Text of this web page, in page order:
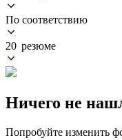
По соответствию
20 резюме
Ничего не
Попробуйте изменить